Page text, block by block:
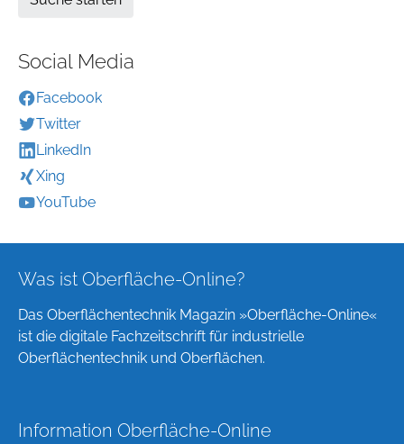
Social Media
Facebook
Twitter
LinkedIn
Xing
YouTube
Was ist Oberfläche-Online?
Das Oberflächentechnik Magazin »Oberfläche-Online«
ist die digitale Fachzeitschrift für industrielle
Oberflächentechnik und Oberflächen.
Information Oberfläche-Online